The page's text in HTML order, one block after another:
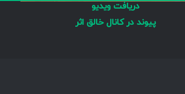
دریافت ویدیو
پیوند در کانال خالق اثر